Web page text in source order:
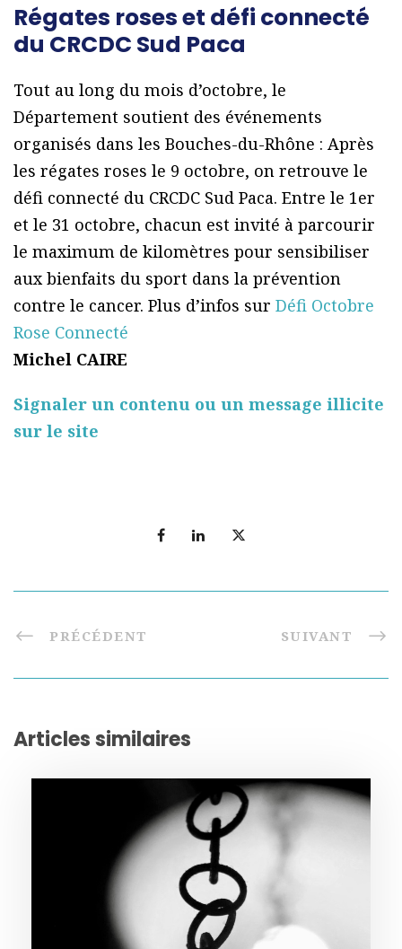
Régates roses et défi connecté
du CRCDC Sud Paca
Tout au long du mois d’octobre, le
Département soutient des événements
organisés dans les Bouches-du-Rhône : Après
les régates roses le 9 octobre, on retrouve le
défi connecté du CRCDC Sud Paca. Entre le 1er
et le 31 octobre, chacun est invité à parcourir
le maximum de kilomètres pour sensibiliser
aux bienfaits du sport dans la prévention
contre le cancer. Plus d’infos sur Défi Octobre
Rose Connecté
Michel CAIRE
Signaler un contenu ou un message illicite
sur le site
PRÉCÉDENT SUIVANT
Articles similaires